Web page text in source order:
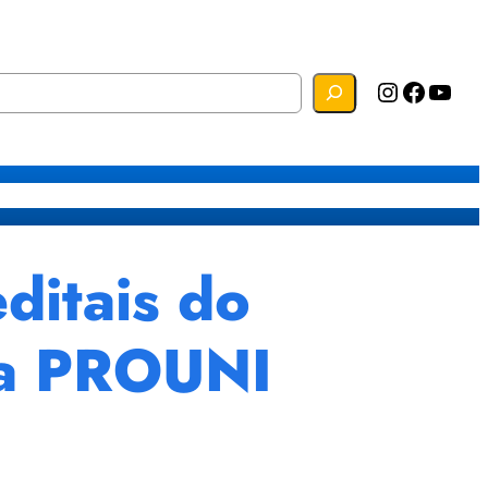
Instagram Facebook YouTube
do
PROUNI